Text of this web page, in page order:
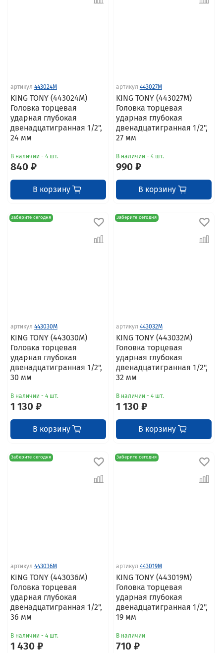
артикул 443024M
KING TONY (443024M)
Головка торцевая
ударная глубокая
двенадцатигранная 1/2",
24 мм
В наличии - 4 шт.
840 ₽
В корзину
артикул 443027M
KING TONY (443027M)
Головка торцевая
ударная глубокая
двенадцатигранная 1/2",
27 мм
В наличии - 4 шт.
990 ₽
В корзину
Заберите сегодня
артикул 443030M
KING TONY (443030M)
Головка торцевая
ударная глубокая
двенадцатигранная 1/2",
30 мм
В наличии - 4 шт.
1 130 ₽
В корзину
Заберите сегодня
артикул 443032M
KING TONY (443032M)
Головка торцевая
ударная глубокая
двенадцатигранная 1/2",
32 мм
В наличии - 4 шт.
1 130 ₽
В корзину
Заберите сегодня
артикул 443036M
KING TONY (443036M)
Головка торцевая
ударная глубокая
двенадцатигранная 1/2",
36 мм
В наличии - 4 шт.
1 430 ₽
Заберите сегодня
артикул 443019M
KING TONY (443019M)
Головка торцевая
ударная глубокая
двенадцатигранная 1/2",
19 мм
В наличии
710 ₽